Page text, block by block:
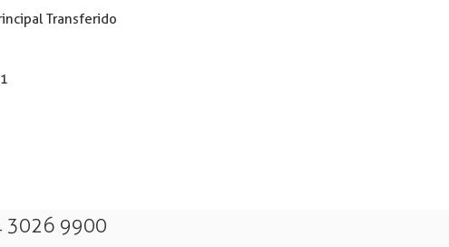
Transferido
3026 9900